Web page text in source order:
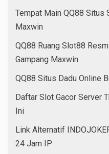
Tempat Main QQ88 Situs
Maxwin
QQ88 Ruang Slot88
Gampang Maxwin
QQ88 Situs Dadu Online
Daftar Slot Gacor Server
Ini
Link Alternatif
24 Jam IP